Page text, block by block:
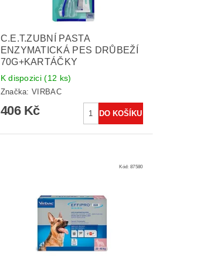
C.E.T.ZUBNÍ PASTA
ENZYMATICKÁ PES DRŮBEŽÍ
70G+KARTÁČKY
K dispozici(12 ks)
Značka:VIRBAC
406 Kč
Kód:87580